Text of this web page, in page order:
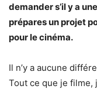
demander s’il y a
prépares un projet
pour le cinéma.
Il n’y a aucune
Tout ce que je filme,